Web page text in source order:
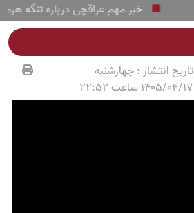
خبر مهم عراقچی درباره تنگه
تاریخ انتشار :چهارشنبه
1405/04/17 ساعت 22:52